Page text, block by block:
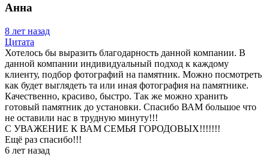
Анна
8 лет назад
Цитата
Хотелось бы выразить благодарность данной компании. В
данной компании индивидуальный подход к каждому
клиенту, подбор фотографий на памятник. Можно посмотреть
как будет выглядеть та или иная фотография на памятнике.
Качественно, красиво, быстро. Так же можно хранить
готовый памятник до установки. Спасибо ВАМ большое что
не оставили нас в трудную минуту!!!
С УВАЖЕНИЕ К ВАМ СЕМЬЯ ГОРОДОВЫХ!!!!!!!
Ещё раз спасибо!!!
6 лет назад